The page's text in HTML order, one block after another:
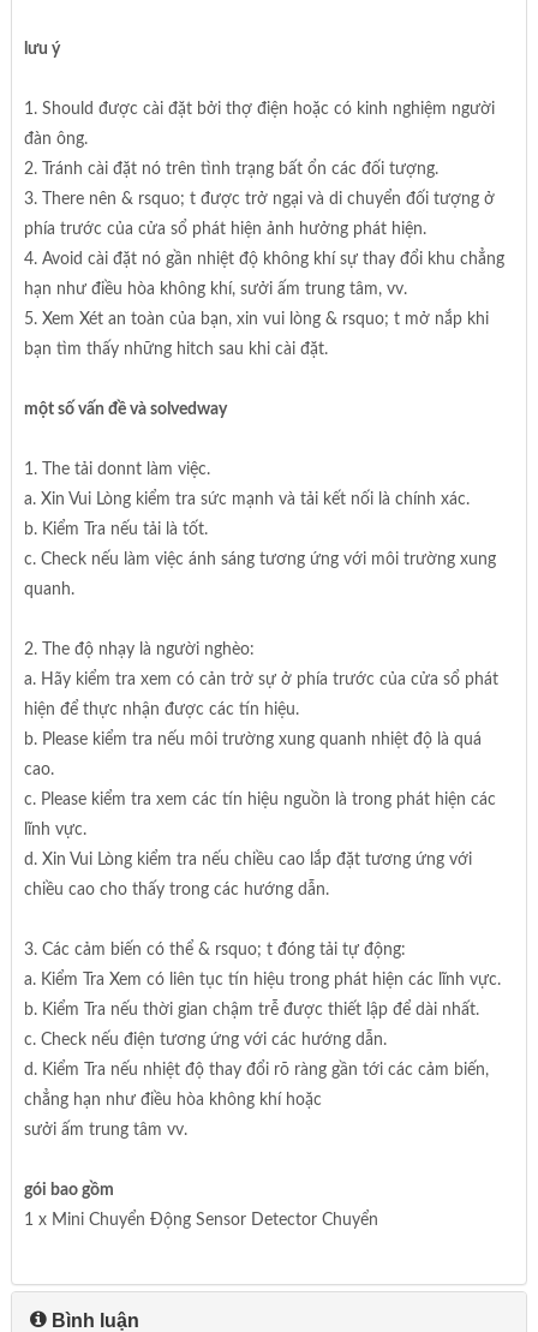
lưu ý
1. Should được cài đặt bởi thợ điện hoặc có kinh nghiệm người
đàn ông.
2. Tránh cài đặt nó trên tình trạng bất ổn các đối tượng.
3. There nên & rsquo; t được trở ngại và di chuyển đối tượng ở
phía trước của cửa sổ phát hiện ảnh hưởng phát hiện.
4. Avoid cài đặt nó gần nhiệt độ không khí sự thay đổi khu chẳng
hạn như điều hòa không khí, sưởi ấm trung tâm, vv.
5. Xem Xét an toàn của bạn, xin vui lòng & rsquo; t mở nắp khi
bạn tìm thấy những hitch sau khi cài đặt.
một số vấn đề và solvedway
1. The tải donnt làm việc.
a. Xin Vui Lòng kiểm tra sức mạnh và tải kết nối là chính xác.
b. Kiểm Tra nếu tải là tốt.
c. Check nếu làm việc ánh sáng tương ứng với môi trường xung
quanh.
2. The độ nhạy là người nghèo:
a. Hãy kiểm tra xem có cản trở sự ở phía trước của cửa sổ phát
hiện để thực nhận được các tín hiệu.
b. Please kiểm tra nếu môi trường xung quanh nhiệt độ là quá
cao.
c. Please kiểm tra xem các tín hiệu nguồn là trong phát hiện các
lĩnh vực.
d. Xin Vui Lòng kiểm tra nếu chiều cao lắp đặt tương ứng với
chiều cao cho thấy trong các hướng dẫn.
3. Các cảm biến có thể & rsquo; t đóng tải tự động:
a. Kiểm Tra Xem có liên tục tín hiệu trong phát hiện các lĩnh vực.
b. Kiểm Tra nếu thời gian chậm trễ được thiết lập để dài nhất.
c. Check nếu điện tương ứng với các hướng dẫn.
d. Kiểm Tra nếu nhiệt độ thay đổi rõ ràng gần tới các cảm biến,
chẳng hạn như điều hòa không khí hoặc
sưởi ấm trung tâm vv.
gói bao gồm
1 x Mini Chuyển Động Sensor Detector Chuyển
Bình luận